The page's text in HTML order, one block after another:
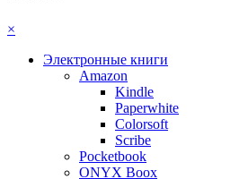
×
Электронные книги
Amazon
Kindle
Paperwhite
Colorsoft
Scribe
Pocketbook
ONYX Boox